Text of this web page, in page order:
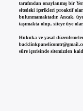
tarafından onaylanmış bir
sitedeki içerikleri proaktif
bulunmamaktadır. Ancak,
taşımakta olup, siteye üye
Hukuka ve yasal
süre içerisinde sitemizden